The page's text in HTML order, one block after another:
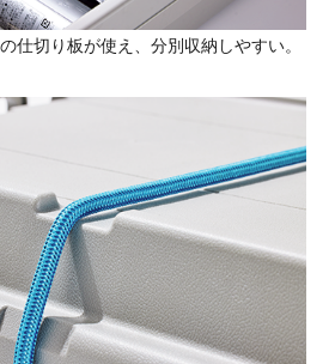
仕切り板が使え、分別収納しやすい。